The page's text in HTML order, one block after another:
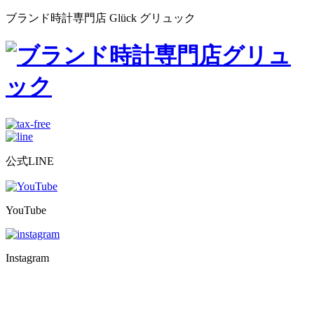
ブランド時計専門店 Glück グリュック
公式LINE
YouTube
Instagram